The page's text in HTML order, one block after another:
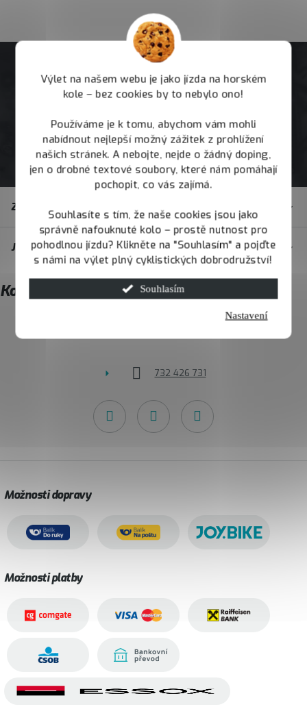
Výlet na našem webu je jako jízda na horském
kole – bez cookies by to nebylo ono!
Používáme je k tomu, abychom vám mohli
nabídnout nejlepší možný zážitek z prohlížení
našich stránek. A nebojte, nejde o žádný doping,
jen o drobné textové soubory, které nám pomáhají
pochopit, co vás zajímá.
Souhlasíte s tím, že naše cookies jsou jako
správně nafouknuté kolo – prostě nutnost pro
pohodlnou jízdu? Klikněte na "Souhlasím" a pojďte
s námi na výlet plný cyklistických dobrodružství!
Souhlasím
Nastavení
t
í
Zákaznický servis
JOY.BIKE
Kontakt
732 426 731
Možnosti dopravy
Možnosti platby